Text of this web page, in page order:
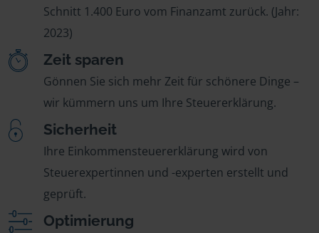
Schnitt 1.400 Euro vom Finanzamt zurück. (Jahr:
2023)
Zeit sparen
Gönnen Sie sich mehr Zeit für schönere Dinge –
wir kümmern uns um Ihre Steuererklärung.
Sicherheit
Ihre Einkommensteuererklärung wird von
Steuerexpertinnen und -experten erstellt und
geprüft.
Optimierung